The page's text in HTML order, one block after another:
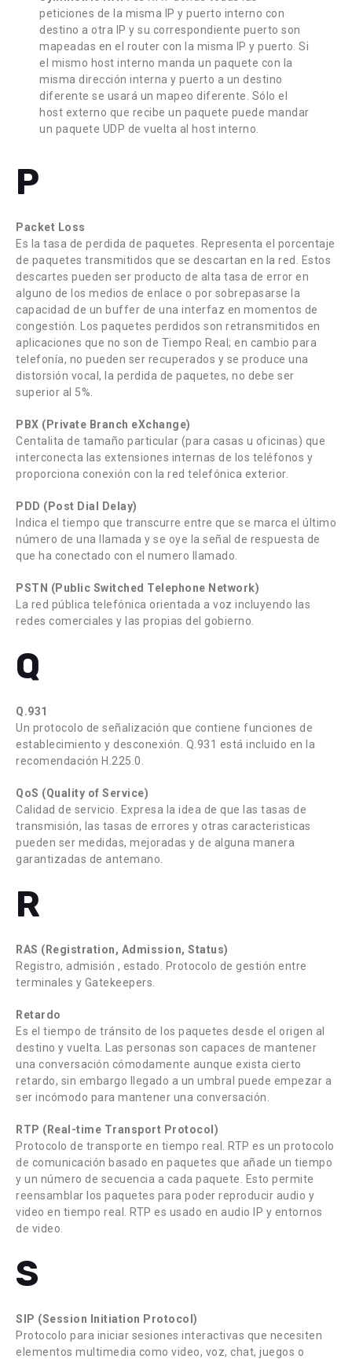
peticiones de la misma IP y puerto interno con
destino a otra IP y su correspondiente puerto son
mapeadas en el router con la misma IP y puerto. Si
el mismo host interno manda un paquete con la
misma dirección interna y puerto a un destino
diferente se usará un mapeo diferente. Sólo el
host externo que recibe un paquete puede mandar
un paquete UDP de vuelta al host interno.
P
Packet Loss
Es la tasa de perdida de paquetes. Representa el porcentaje
de paquetes transmitidos que se descartan en la red. Estos
descartes pueden ser producto de alta tasa de error en
alguno de los medios de enlace o por sobrepasarse la
capacidad de un buffer de una interfaz en momentos de
congestión. Los paquetes perdidos son retransmitidos en
aplicaciones que no son de Tiempo Real; en cambio para
telefonía, no pueden ser recuperados y se produce una
distorsión vocal, la perdida de paquetes, no debe ser
superior al 5%.
PBX (Private Branch eXchange)
Centalita de tamaño particular (para casas u oficinas) que
interconecta las extensiones internas de los teléfonos y
proporciona conexión con la red telefónica exterior.
PDD (Post Dial Delay)
Indica el tiempo que transcurre entre que se marca el último
número de una llamada y se oye la señal de respuesta de
que ha conectado con el numero llamado.
PSTN (Public Switched Telephone Network)
La red pública telefónica orientada a voz incluyendo las
redes comerciales y las propias del gobierno.
Q
Q.931
Un protocolo de señalización que contiene funciones de
establecimiento y desconexión. Q.931 está incluido en la
recomendación H.225.0.
QoS (Quality of Service)
Calidad de servicio. Expresa la idea de que las tasas de
transmisión, las tasas de errores y otras caracteristicas
pueden ser medidas, mejoradas y de alguna manera
garantizadas de antemano.
R
RAS (Registration, Admission, Status)
Registro, admisión , estado. Protocolo de gestión entre
terminales y Gatekeepers.
Retardo
Es el tiempo de tránsito de los paquetes desde el origen al
destino y vuelta. Las personas son capaces de mantener
una conversación cómodamente aunque exista cierto
retardo, sin embargo llegado a un umbral puede empezar a
ser incómodo para mantener una conversación.
RTP (Real-time Transport Protocol)
Protocolo de transporte en tiempo real. RTP es un protocolo
de comunicación basado en paquetes que añade un tiempo
y un número de secuencia a cada paquete. Esto permite
reensamblar los paquetes para poder reproducir audio y
video en tiempo real. RTP es usado en audio IP y entornos
de video.
S
SIP (Session Initiation Protocol)
Protocolo para iniciar sesiones interactivas que necesiten
elementos multimedia como video, voz, chat, juegos o